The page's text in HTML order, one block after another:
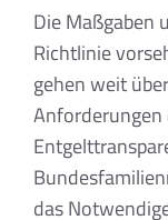
Die Maßgaben
Richtlinie
gehen weit
Anforderungen
das